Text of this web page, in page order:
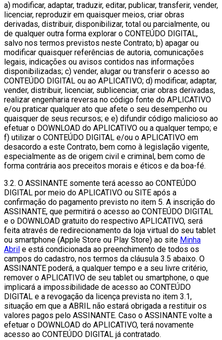
a) modificar, adaptar, traduzir, editar, publicar, transferir, vender,
licenciar, reproduzir em quaisquer meios, criar obras
derivadas, distribuir, disponibilizar, total ou parcialmente, ou
de qualquer outra forma explorar o CONTEÚDO DIGITAL,
salvo nos termos previstos neste Contrato; b) apagar ou
modificar quaisquer referências de autoria, comunicações
legais, indicações ou avisos contidos nas informações
disponibilizadas; c) vender, alugar ou transferir o acesso ao
CONTEÚDO DIGITAL ou ao APLICATIVO; d) modificar, adaptar,
vender, distribuir, licenciar, sublicenciar, criar obras derivadas,
realizar engenharia reversa no código fonte do APLICATIVO
e/ou praticar qualquer ato que afete o seu desempenho ou
quaisquer de seus recursos; e e) difundir código malicioso ao
efetuar o DOWNLOAD do APLICATIVO ou a qualquer tempo; e
f) utilizar o CONTEÚDO DIGITAL e/ou o APLICATIVO em
desacordo a este Contrato, bem como à legislação vigente,
especialmente as de origem civil e criminal, bem como de
forma contrária aos preceitos morais e éticos e da boa-fé.
3.2. O ASSINANTE somente terá acesso ao CONTEÚDO
DIGITAL por meio do APLICATIVO ou SITE após a
confirmação do pagamento previsto no item 5. A inscrição do
ASSINANTE, que permitirá o acesso ao CONTEÚDO DIGITAL
e o DOWNLOAD gratuito do respectivo APLICATIVO, será
feita através de redirecionamento da loja virtual do seu tablet
ou smartphone (Apple Store ou Play Store) ao site Minha
Abril e está condicionada ao preenchimento de todos os
campos do cadastro, nos termos da cláusula 3.5 abaixo. O
ASSINANTE poderá, a qualquer tempo e a seu livre critério,
remover o APLICATIVO de seu tablet ou smartphone, o que
implicará a impossibilidade de acesso ao CONTEÚDO
DIGITAL e a revogação da licença prevista no item 3.1,
situação em que a ABRIL não estará obrigada a restituir os
valores pagos pelo ASSINANTE. Caso o ASSINANTE volte a
efetuar o DOWNLOAD do APLICATIVO, terá novamente
acesso ao CONTEÚDO DIGITAL já contratado.